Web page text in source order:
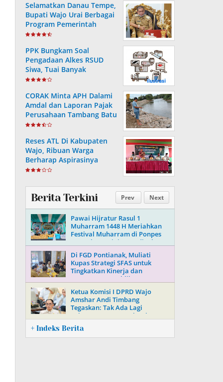
Selamatkan Danau Tempe,
Bupati Wajo Urai Berbagai
Program Pemerintah
PPK Bungkam Soal
Pengadaan Alkes RSUD
Siwa, Tuai Banyak
Pertanyaan Masyarakat..
CORAK Minta APH Dalami
Amdal dan Laporan Pajak
Perusahaan Tambang Batu
Di Soppeng
Reses ATL Di Kabupaten
Wajo, Ribuan Warga
Berharap Aspirasinya
Terpenuhi
Prev Next
Berita Terkini
Pawai Hijratur Rasul 1
Muharram 1448 H Meriahkan
Festival Muharram di Ponpes
Daarul Mu’minin As’adiyah
Di FGD Pontianak, Muliati
Kupas Strategi SFAS untuk
Tingkatkan Kinerja dan
Kepercayaan Publik
Ketua Komisi I DPRD Wajo
Amshar Andi Timbang
Tegaskan: Tak Ada Lagi
“Oknum” Atur Proyek Tahun
2026
+ Indeks Berita